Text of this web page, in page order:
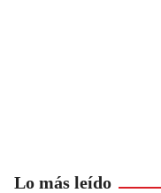
Lo más leído